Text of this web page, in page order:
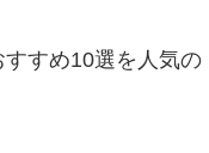
すすめ10選を人気の